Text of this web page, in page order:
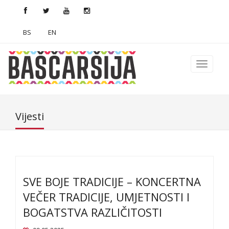
BS EN
Vijesti
SVE BOJE TRADICIJE – KONCERTNA
VEČER TRADICIJE, UMJETNOSTI I
BOGATSTVA RAZLIČITOSTI